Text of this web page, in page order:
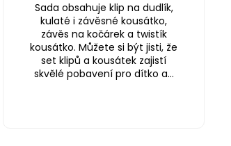
Sada obsahuje klip na dudlík,
kulaté i závěsné kousátko,
závěs na kočárek a twistík
kousátko. Můžete si být jisti, že
set klipů a kousátek zajistí
skvělé pobavení pro dítko a...